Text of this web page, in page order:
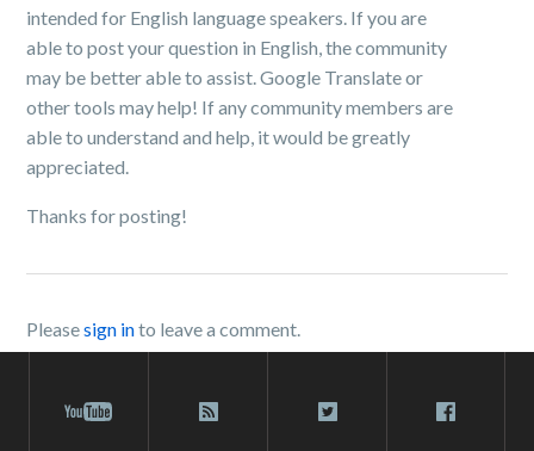
intended for English language speakers. If you are
able to post your question in English, the community
may be better able to assist. Google Translate or
other tools may help! If any community members are
able to understand and help, it would be greatly
appreciated.
Thanks for posting!
Pleasesign into leave a comment.